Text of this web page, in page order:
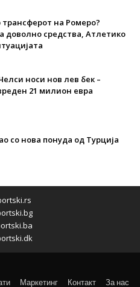
трансферот на Ромеро?
доволно средства, Атлетико
носи нов лев бек –
21 милион евра
со нова понуда од Турција
Маркетинг Контакт За нас